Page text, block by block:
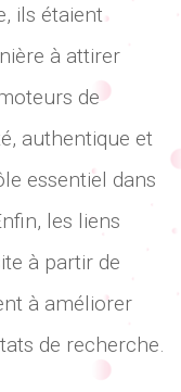
ils étaient
à attirer
de
authentique et
essentiel dans
les liens
à partir de
à améliorer
de recherche.